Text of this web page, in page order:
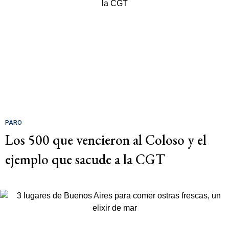
PARO
Los 500 que vencieron al Coloso y el
ejemplo que sacude a la CGT